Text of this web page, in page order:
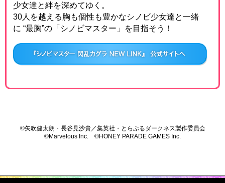
少女達と絆を深めてゆく。
30人を越える胸も個性も豊かなシノビ少女達と一緒
に “最胸”の「シノビマスター」を目指そう！
©矢吹健太朗・長谷見沙貴／集英社・とらぶるダークネス製作委員会
©Marvelous Inc. ©HONEY PARADE GAMES Inc.